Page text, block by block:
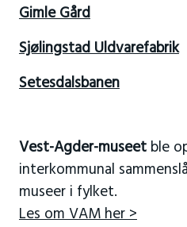
Gimle Gård
Sjølingstad Uldvarefabrik
Setesdalsbanen
Vest-Agder-museetble
interkommunal
museer i fylket.
Les om VAM her >